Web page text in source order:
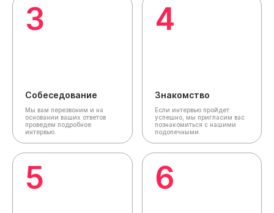
3
Собеседование
Мы вам перезвоним и на
основании ваших ответов
проведем подробное
интервью.
4
Знакомство
Если интервью пройдет
успешно, мы пригласим вас
познакомиться с нашими
подопечными.
5 6